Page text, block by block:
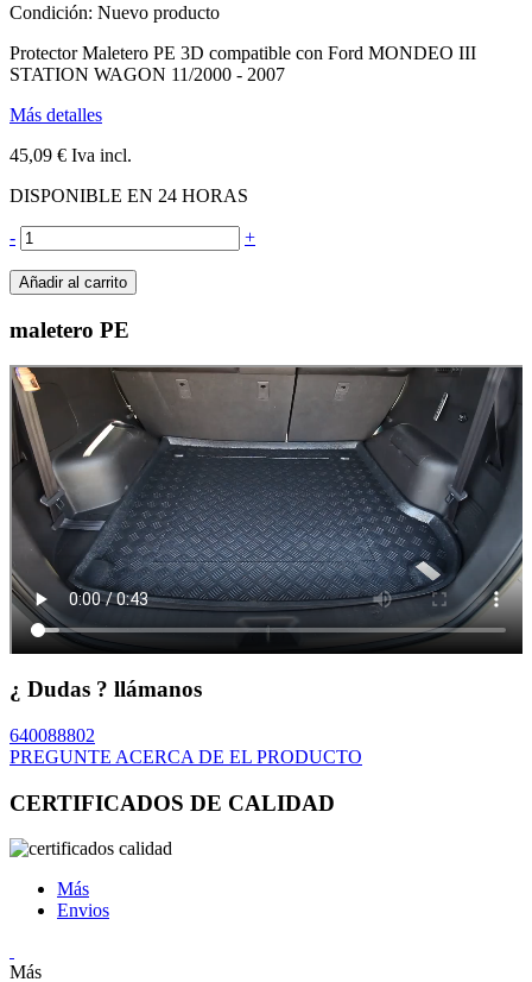
Condición: Nuevo producto
Protector Maletero PE 3D compatible con Ford MONDEO III
STATION WAGON 11/2000 - 2007
Más detalles
45,09 € Iva incl.
DISPONIBLE EN 24 HORAS
- +
Añadir al carrito
maletero PE
¿ Dudas ? llámanos
640088802
PREGUNTE ACERCA DE EL PRODUCTO
CERTIFICADOS DE CALIDAD
Más
Envios
Más